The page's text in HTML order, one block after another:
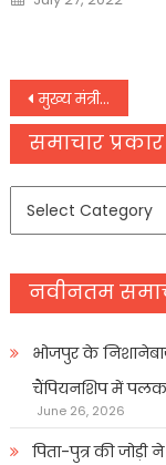
on
Post
navigation
मुख्य मंत्री से मिले केन्द्रीय मंत्री पशुपति कुमार पारस
समाचार प्रकार
समाचार
नवीनतम
भोजपुर के
चैंपियनशिप में पलक
June 26, 2026
पिता-पुत्र की जोड़ी